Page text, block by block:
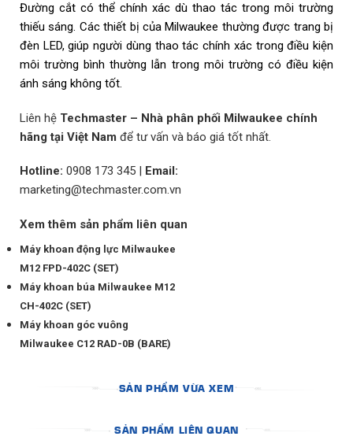
Đường cắt có thể chính xác dù thao tác trong môi trường
thiếu sáng. Các thiết bị của Milwaukee thường được trang bị
đèn LED, giúp người dùng thao tác chính xác trong điều kiện
môi trường bình thường lẫn trong môi trường có điều kiện
ánh sáng không tốt.
Liên hệ Techmaster – Nhà phân phối Milwaukee chính
hãng tại Việt Nam để tư vấn và báo giá tốt nhất.
Hotline: 0908 173 345 | Email:
marketing@techmaster.com.vn
Xem thêm sản phẩm liên quan
Máy khoan động lực Milwaukee
M12 FPD-402C (SET)
Máy khoan búa Milwaukee M12
CH-402C (SET)
Máy khoan góc vuông
Milwaukee C12 RAD-0B (BARE)
SẢN PHẨM VỪA XEM
SẢN PHẨM LIÊN QUAN